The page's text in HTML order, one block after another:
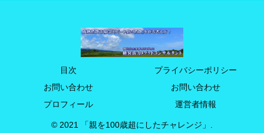
目次
プライバシーポリシー
お問い合わせ
お問い合わせ
プロフィール
運営者情報
© 2021 「親を100歳超にしたチャレンジ」.